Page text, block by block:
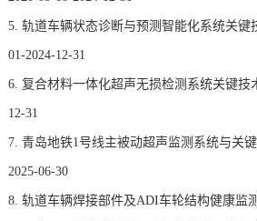
5. 轨道车辆状态诊断与预测智能化系统关键
01-2024-12-31
6. 复合材料一体化超声无损检测系统关键技
12-31
7. 青岛地铁1号线主被动超声监测系统与关
2025-06-30
8. 轨道车辆焊接部件及ADI车轮结构健康监